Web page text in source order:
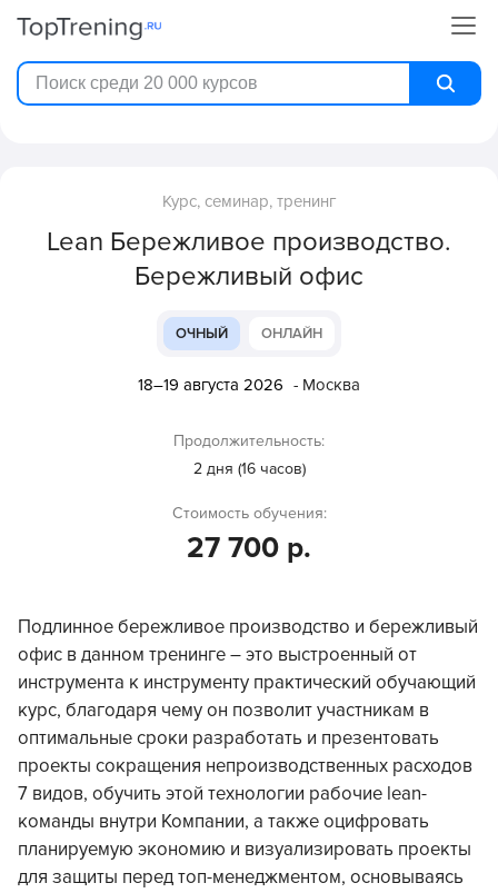
Курс, семинар, тренинг
Lean Бережливое производство.
Бережливый офис
ОЧНЫЙ ОНЛАЙН
18–19 августа 2026 - Москва
Продолжительность:
2 дня (16 часов)
Стоимость обучения:
27 700 р.
Подлинное бережливое производство и бережливый
офис в данном тренинге – это выстроенный от
инструмента к инструменту практический обучающий
курс, благодаря чему он позволит участникам в
оптимальные сроки разработать и презентовать
проекты сокращения непроизводственных расходов
7 видов, обучить этой технологии рабочие lean-
команды внутри Компании, а также оцифровать
планируемую экономию и визуализировать проекты
для защиты перед топ-менеджментом, основываясь